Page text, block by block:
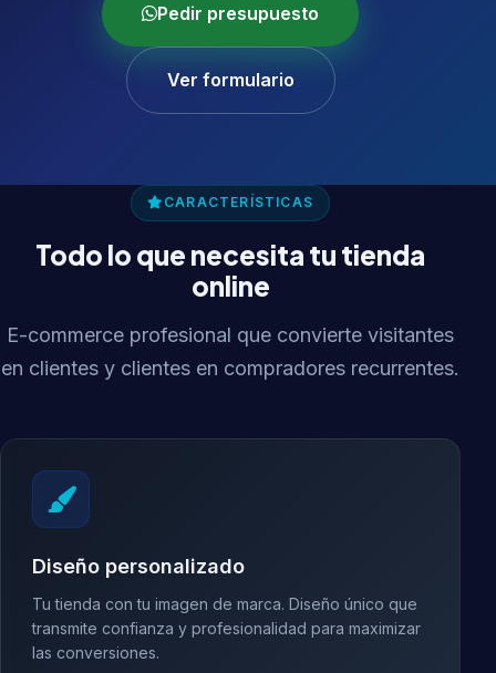
Pedir presupuesto
Ver formulario
CARACTERÍSTICAS
Todo lo que necesita tu tienda
online
E-commerce profesional que convierte visitantes
en clientes y clientes en compradores recurrentes.
Diseño personalizado
Tu tienda con tu imagen de marca. Diseño único que
transmite confianza y profesionalidad para maximizar
las conversiones.